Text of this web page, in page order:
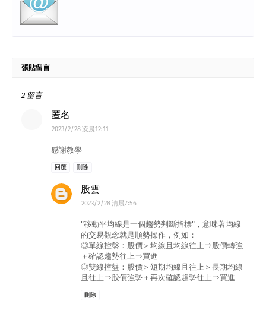
張貼留言
2 留言
匿名
2023/2/28 凌晨12:11
感謝教學
回覆 刪除
股雲
2023/2/28 清晨7:56
"移動平均線是一個趨勢判斷指標"，意味著均線
的交易觀念就是順勢操作，例如：
◎單線控盤：股價＞均線且均線往上⇒股價轉強
＋確認趨勢往上⇒買進
◎雙線控盤：股價＞短期均線且往上＞長期均線
且往上⇒股價強勢＋再次確認趨勢往上⇒買進
刪除